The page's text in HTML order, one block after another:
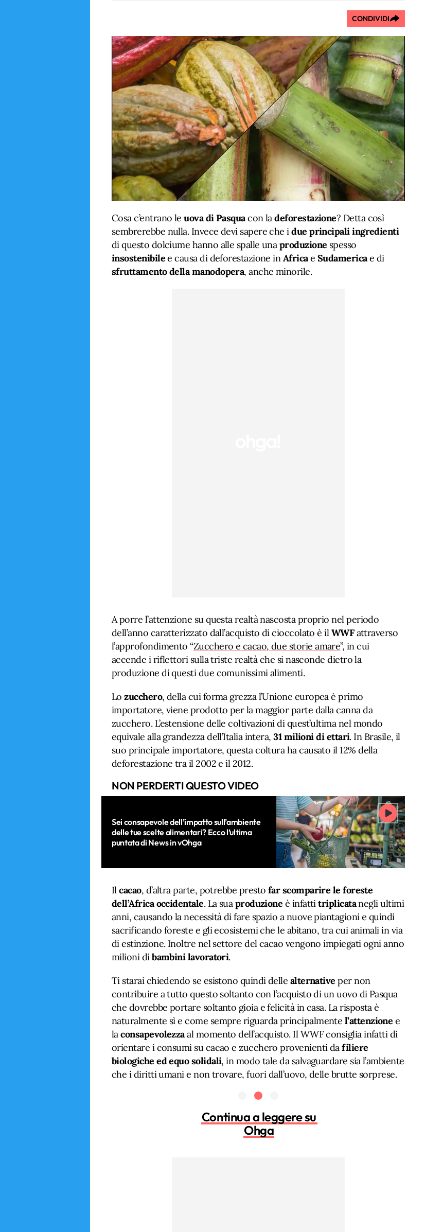
CONDIVIDI
Cosa c’entrano leuova di Pasquacon ladeforestazione? Detta così
sembrerebbe nulla. Invece devi sapere che idue principali ingredienti
di questo dolciume hanno alle spalle unaproduzione spesso
insostenibilee causa di deforestazione inAfricae Sudamericae di
sfruttamento della manodopera, anche minorile.
A porre l’attenzione su questa realtà nascosta proprio nel periodo
dell’anno caratterizzato dall’acquisto di cioccolato è ilWWFattraverso
l’approfondimento “Zucchero e cacao, due storie amare”, in cui
accende i riflettori sulla triste realtà che si nasconde dietro la
produzione di questi due comunissimi alimenti.
Lozucchero, della cui forma grezza l’Unione europea è primo
importatore, viene prodotto per la maggior parte dalla canna da
zucchero. L’estensione delle coltivazioni di quest’ultima nel mondo
equivale alla grandezza dell’Italia intera,31 milioni di ettari. In Brasile, il
suo principale importatore, questa coltura ha causato il 12% della
deforestazione tra il 2002 e il 2012.
NON PERDERTI QUESTO VIDEO
Sei consapevole dell’impatto sull’ambiente
delle tue scelte alimentari? Ecco l’ultima
puntata di News in vOhga
Ilcacao, d’altra parte, potrebbe presto far scomparire le foreste
dell’Africa occidentale. La suaproduzione è infattitriplicatanegli ultimi
anni, causando la necessità di fare spazio a nuove piantagioni e quindi
sacrificando foreste e gli ecosistemi che le abitano, tra cui animali in via
di estinzione. Inoltre nel settore del cacao vengono impiegati ogni anno
milioni dibambini lavoratori.
Ti starai chiedendo se esistono quindi delle alternative per non
contribuire a tutto questo soltanto con l’acquisto di un uovo di Pasqua
che dovrebbe portare soltanto gioia e felicità in casa. La risposta è
naturalmente sì e come sempre riguarda principalmente l’attenzione e
laconsapevolezzaal momento dell’acquisto. Il WWF consiglia infatti di
orientare i consumi su cacao e zucchero provenienti dafiliere
biologiche ed equo solidali, in modo tale da salvaguardare sia l’ambiente
che i diritti umani e non trovare, fuori dall’uovo, delle brutte sorprese.
Continua a leggere su
Ohga